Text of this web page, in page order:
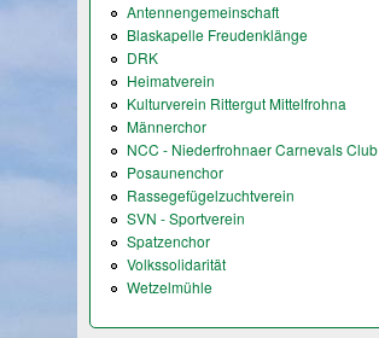
Antennengemeinschaft
Blaskapelle Freudenklänge
DRK
Heimatverein
Kulturverein Rittergut Mittelfrohna
Männerchor
NCC - Niederfrohnaer Carnevals Club
Posaunenchor
Rassegefügelzuchtverein
SVN - Sportverein
Spatzenchor
Volkssolidarität
Wetzelmühle